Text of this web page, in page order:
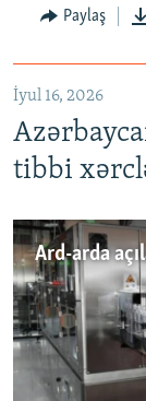
Paylaş
İyul 16, 2026
tibbi
No